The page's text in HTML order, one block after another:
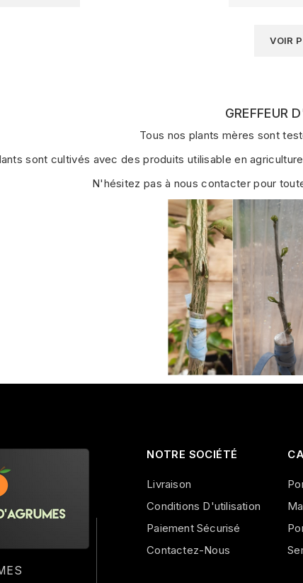
VOIR
GREFFEUR
Tous nos plants mères sont
sont cultivés avec des produits utilisable en
N'hésitez pas à nous contacter pour
NOTRE SOCIÉTÉ
Livraison
Conditions D'utilisation
Paiement Sécurisé
Contactez-Nous